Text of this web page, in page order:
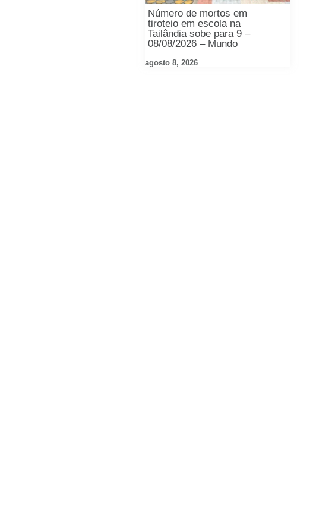
Número de mortos em
tiroteio em escola na
Tailândia sobe para 9 –
08/08/2026 – Mundo
agosto 8, 2026